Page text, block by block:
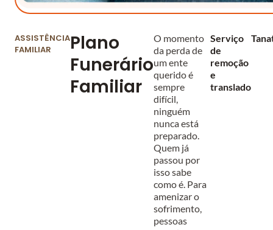
ASSISTÊNCIA
FAMILIAR
Plano
Funerário
Familiar
O momento
da perda de
um ente
querido é
sempre
difícil,
ninguém
nunca está
preparado.
Quem já
passou por
isso sabe
como é. Para
amenizar o
sofrimento,
pessoas
Serviço
de
remoção
e
translado